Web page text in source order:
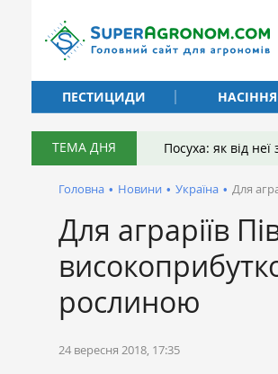
ПЕСТИЦИДИ
НАСІННЯ
ТЕМА ДНЯ Посуха: як від
Головна • Новини • Україна • Для
Для аграріїв
рослиною
24 вересня 2018, 17:35